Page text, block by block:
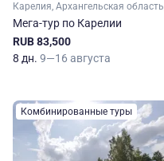
Мега-тур по Карелии
RUB 83,500
8 дн. 9—16 августа
Комбинированные туры